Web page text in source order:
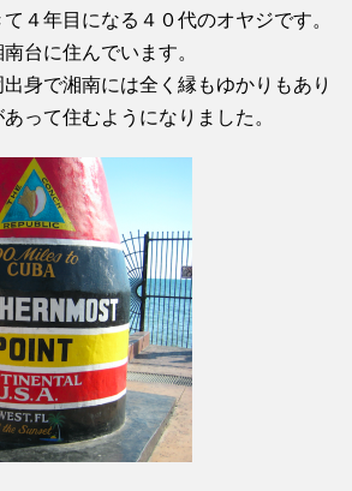
４年目になる４０代のオヤジです。
台に住んでいます。
身で湘南には全く縁もゆかりもあり
って住むようになりました。